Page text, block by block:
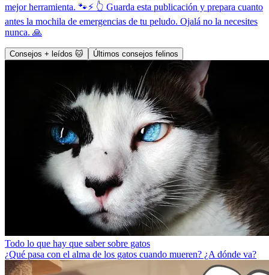
mejor herramienta. 🐾⚡ 👆 Guarda esta publicación y prepara cuanto
antes la mochila de emergencias de tu peludo. Ojalá no la necesites
nunca. 🙏
Consejos + leídos 🐱 Últimos consejos felinos
Todo lo que hay que saber sobre gatos
¿Qué pasa con el alma de los gatos cuando mueren? ¿A dónde va?